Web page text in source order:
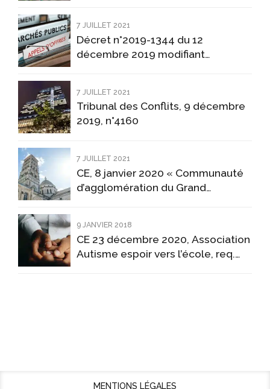
7 JUILLET 2021
Décret n°2019-1344 du 12
décembre 2019 modifiant
7 JUILLET 2021
Tribunal des Conflits, 9 décembre
2019, n°4160
7 JUILLET 2021
CE, 8 janvier 2020 « Communauté
d’agglomération du Grand
9 JANVIER 2018
CE 23 décembre 2020, Association
Autisme espoir vers l’école, req.
MENTIONS LÉGALES